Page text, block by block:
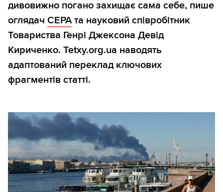
дивовижно погано захищає сама себе, пише
оглядач CEPAта науковий співробітник
Товариства Генрі Джексона Девід
Кириченко. Tetxy.org.ua наводять
адаптований переклад ключових
фрагментів статті.